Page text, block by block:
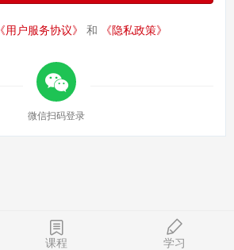
《用户服务协议》 和 《隐私政策》
微信扫码登录
课程 学习